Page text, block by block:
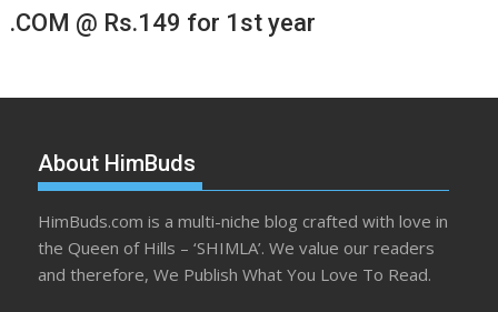
.COM @ Rs.149 for 1st year
About HimBuds
HimBuds.com is a multi-niche blog crafted with love in
the Queen of Hills – ‘SHIMLA’. We value our readers
and therefore, We Publish What You Love To Read.